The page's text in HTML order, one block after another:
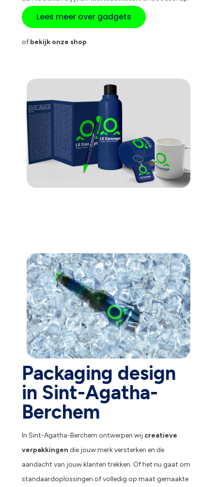
Lees meer over gadgets
ofbekijk onze shop
Packaging design
in Sint-Agatha-
Berchem
In Sint-Agatha-Berchem ontwerpen wij creatieve
verpakkingen die jouw merk versterken en de
aandacht van jouw klanten trekken. Of het nu gaat om
standaardoplossingen of volledig op maat gemaakte